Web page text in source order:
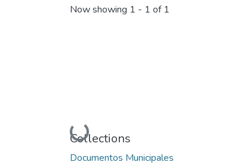
Now showing 1 - 1 of 1
Loading...
Collections
Documentos Municipales